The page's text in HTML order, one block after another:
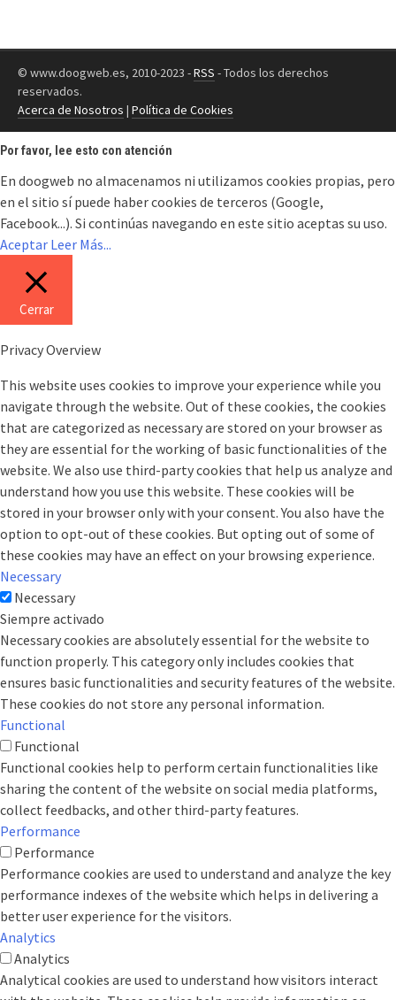
© www.doogweb.es, 2010-2023 -RSS - Todos los derechos
reservados.
Acerca de Nosotros | Política de Cookies
Por favor, lee esto con atención
En doogweb no almacenamos ni utilizamos cookies propias, pero
en el sitio sí puede haber cookies de terceros (Google,
Facebook...). Si continúas navegando en este sitio aceptas su uso.
Aceptar Leer Más...
Cerrar
Privacy Overview
This website uses cookies to improve your experience while you
navigate through the website. Out of these cookies, the cookies
that are categorized as necessary are stored on your browser as
they are essential for the working of basic functionalities of the
website. We also use third-party cookies that help us analyze and
understand how you use this website. These cookies will be
stored in your browser only with your consent. You also have the
option to opt-out of these cookies. But opting out of some of
these cookies may have an effect on your browsing experience.
Necessary
Necessary
Siempre activado
Necessary cookies are absolutely essential for the website to
function properly. This category only includes cookies that
ensures basic functionalities and security features of the website.
These cookies do not store any personal information.
Functional
Functional
Functional cookies help to perform certain functionalities like
sharing the content of the website on social media platforms,
collect feedbacks, and other third-party features.
Performance
Performance
Performance cookies are used to understand and analyze the key
performance indexes of the website which helps in delivering a
better user experience for the visitors.
Analytics
Analytics
Analytical cookies are used to understand how visitors interact